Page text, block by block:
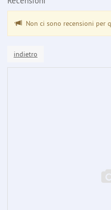
Non ci sono recensioni per
indietro